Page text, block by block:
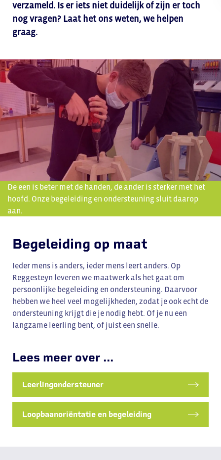
verzameld. Is er iets niet duidelijk of zijn er toch
nog vragen? Laat het ons weten, we helpen
graag.
De een is beter met de handen, de ander is sterker met het
hoofd. Onze begeleiding en ondersteuning sluit daarop
aan.
Begeleiding op maat
Ieder mens is anders, ieder mens leert anders. Op
Reggesteyn leveren we maatwerk als het gaat om
persoonlijke begeleiding en ondersteuning. Daarvoor
hebben we heel veel mogelijkheden, zodat je ook echt de
ondersteuning krijgt die je nodig hebt. Of je nu een
langzame leerling bent, of juist een snelle.
Lees meer over ...
Leerlingondersteuner
Loopbaanoriëntatie en begeleiding